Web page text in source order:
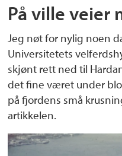
På ville veier
Jeg nøt for nylig noen
Universitetets
skjønt rett ned til
det fine været under
på fjordens små
artikkelen.